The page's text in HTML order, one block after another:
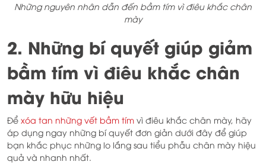
Những nguyên nhân dẫn đến bầm tím vì điêu khắc chân
mày
2. Những bí quyết giúp giảm
bầm tím vì điêu khắc chân
mày hữu hiệu
Để xóa tan những vết bầm tím vì điêu khắc chân mày, hãy
áp dụng ngay những bí quyết đơn giản dưới đây để giúp
bạn khắc phục những lo lắng sau tiểu phẫu chân mày hiệu
quả và nhanh nhất.